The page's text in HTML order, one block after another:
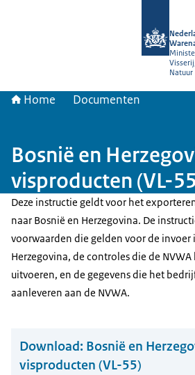
Natuur
Home Documenten
Bosnië en
visproducten (VL-
Deze instructie geldt voor het
naar Bosnië en Herzegovina. De
voorwaarden die gelden voor de invoer
Herzegovina, de controles die de
uitvoeren, en de gegevens die het
aanleveren aan de NVWA.
Download: Bosnië en
visproducten (VL-55)